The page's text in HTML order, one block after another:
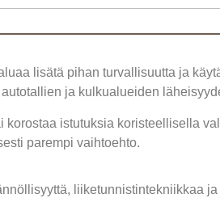
lisätä pihan turvallisuutta ja
ja kulkualueiden
istutuksia koristeellisella
parempi vaihtoehto.
liiketunnistintekniikkaa